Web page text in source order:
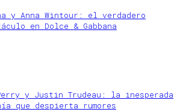
y Anna Wintour: el verdadero
en Dolce & Gabbana
y Justin Trudeau: la inesperada
que despierta rumores